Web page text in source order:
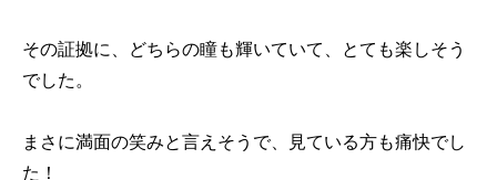
その証拠に、どちらの瞳も輝いていて、とても楽しそう
でした。
まさに満面の笑みと言えそうで、見ている方も痛快でし
た！